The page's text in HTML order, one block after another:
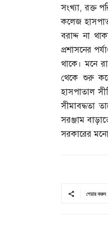
সংখ্যা,রক্ত
কলেজ
বরাদ্দ না
প্রশাসনের
থাকে। মনে
থেকে শুরু
হাসপাতাল
সীমাবদ্ধতা
সরঞ্জাম
সরকারের
শেয়ার করুন